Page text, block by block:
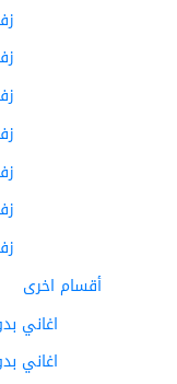
أقسام اخرى
اغاني
اغاني